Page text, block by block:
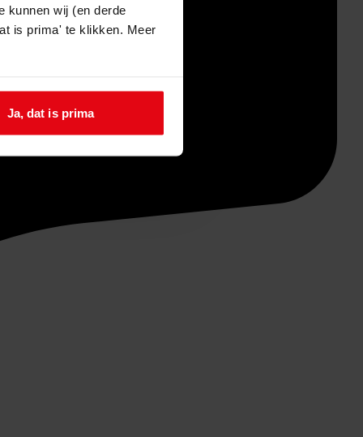
kunnen wij (en derde
is prima' te klikken. Meer
Ja, dat is prima